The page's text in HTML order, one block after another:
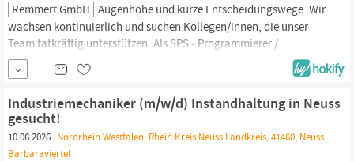
Remmert GmbH Augenhöhe und kurze Entscheidungswege. Wir
wachsen kontinuierlich und suchen Kollegen/innen, die unser
Team tatkräftig unterstützen. Als SPS - Programmierer /
Automatisierungstechniker
Reisebereitschaft bist bei uns vor Ort in Löhne und weltweit
unterwegs. AUFGABEN Inbetriebnahme der SPS-Software bei
unseren Kunden weltweit...
Industriemechaniker (m/w/d) Instandhaltung in Neuss
gesucht!
10.06.2026 Nordrhein Westfalen, Rhein Kreis Neuss Landkreis, 41460, Neuss
Barbaraviertel